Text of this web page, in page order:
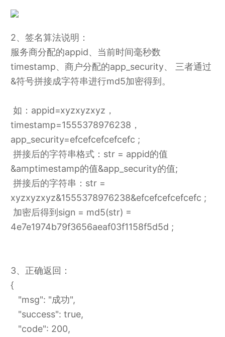
2、签名算法说明：
服务商分配的appid、当前时间毫秒数
timestamp、商户分配的app_security、 三者通过
&符号拼接成字符串进行md5加密得到。
如：appid=xyzxyzxyz，
timestamp=1555378976238，
app_security=efcefcefcefcefc ;
拼接后的字符串格式：str = appid的值
&amptimestamp的值&app_security的值;
拼接后的字符串：str =
xyzxyzxyz&1555378976238&efcefcefcefcefc ;
加密后得到sign = md5(str) =
4e7e1974b79f3656aeaf03f1158f5d5d ;
3、正确返回：
{
"msg": "成功",
"success": true,
"code": 200,